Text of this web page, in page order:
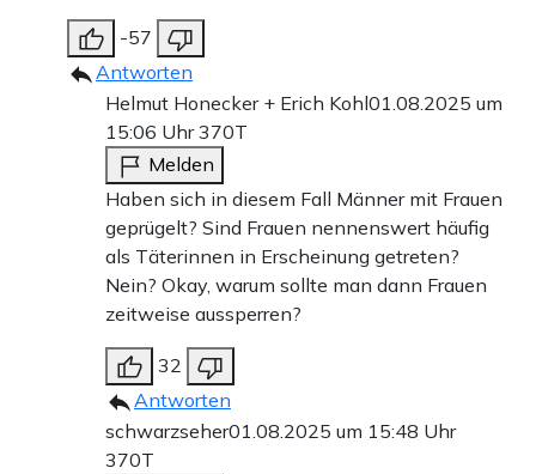
-57
Antworten
Helmut Honecker + Erich Kohl01.08.2025 um
15:06 Uhr370T
Melden
Haben sich in diesem Fall Männer mit Frauen
geprügelt? Sind Frauen nennenswert häufig
als Täterinnen in Erscheinung getreten?
Nein? Okay, warum sollte man dann Frauen
zeitweise aussperren?
32
Antworten
schwarzseher01.08.2025 um 15:48 Uhr
370T